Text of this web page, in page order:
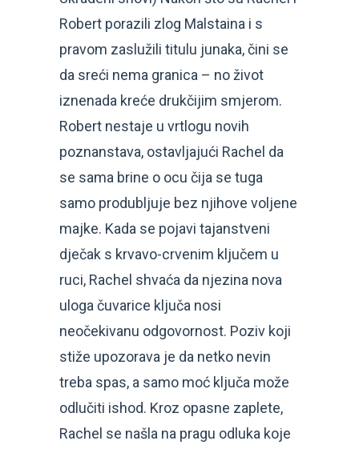
Robert porazili zlog Malstaina i s
pravom zaslužili titulu junaka, čini se
da sreći nema granica – no život
iznenada kreće drukčijim smjerom.
Robert nestaje u vrtlogu novih
poznanstava, ostavljajući Rachel da
se sama brine o ocu čija se tuga
samo produbljuje bez njihove voljene
majke. Kada se pojavi tajanstveni
dječak s krvavo-crvenim ključem u
ruci, Rachel shvaća da njezina nova
uloga čuvarice ključa nosi
neočekivanu odgovornost. Poziv koji
stiže upozorava je da netko nevin
treba spas, a samo moć ključa može
odlučiti ishod. Kroz opasne zaplete,
Rachel se našla na pragu odluka koje